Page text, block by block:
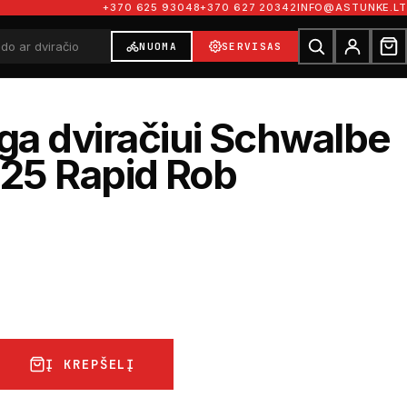
+370 625 93048+370 627 20342INFO@ASTUNKE.LT
NUOMA SERVISAS
dviračiui Schwalbe
Rapid Rob
Į KREPŠELĮ